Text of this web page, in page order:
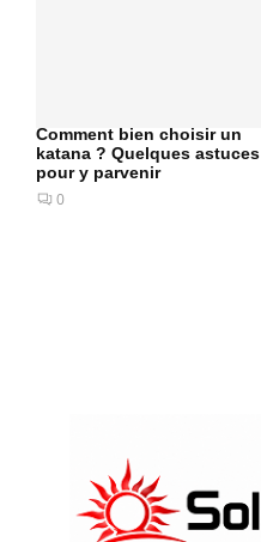
Comment bien choisir un
katana ? Quelques astuces
pour y parvenir
0